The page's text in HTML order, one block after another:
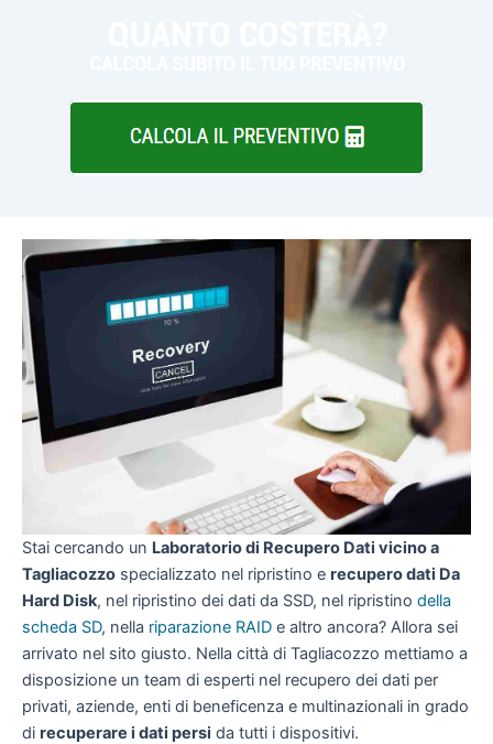
Stai cercando un Laboratorio di Recupero Dati vicino a
Tagliacozzo specializzato nel ripristino e recupero dati Da
Hard Disk, nel ripristino dei dati da SSD, nel ripristino della
scheda SD, nella riparazione RAID e altro ancora? Allora sei
arrivato nel sito giusto. Nella città di Tagliacozzo mettiamo a
disposizione un team di esperti nel recupero dei dati per
privati, aziende, enti di beneficenza e multinazionali in grado
di recuperare i dati persi da tutti i dispositivi.